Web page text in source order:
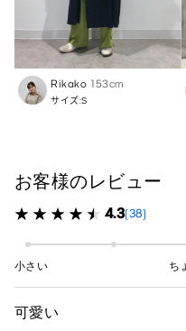
Rikako 153cm
サイズ:S
お客様のレビュー
4.3(38)
小さい ち
可愛い